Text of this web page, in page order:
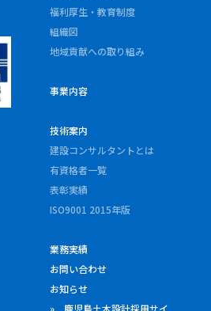
福利厚生・教育制度
組織図
地域貢献への取り組み
事業内容
技術案内
建設コンサルタントとは
有資格者一覧
表彰実績
ISO9001 2015年版
業務実績
お問い合わせ
お知らせ
» 鹿児島土木設計採用サイ